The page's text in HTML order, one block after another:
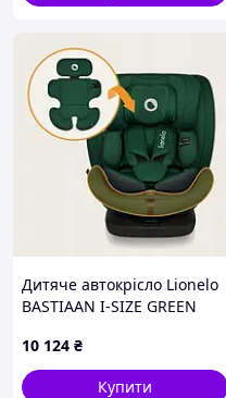
Дитяче автокрісло Lionelo
BASTIAAN I-SIZE GREEN
10 124 ₴
Купити